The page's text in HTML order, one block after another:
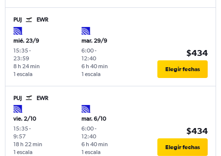
PUJ EWR
mié. 23/9
15:35-
23:59
1 escala
8 h 24 min
mar. 29/9
6:00-
12:40
1 escala
6 h 40 min
$434
Elegir fechas
PUJ EWR
vie. 2/10
15:35-
9:57
1 escala
18 h 22 min
mar. 6/10
6:00-
12:40
1 escala
6 h 40 min
$434
Elegir fechas